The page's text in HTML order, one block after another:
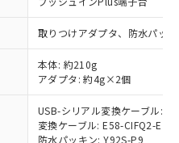
取りつけアダプタ、防水パッ
本体: 約210g
アダプタ: 約4g×2個
USB-シリアル変換ケーブル:
変換ケーブル: E58-CIFQ2-E
防水パッキン: Y92S-P9
販売店や当社販売拠
ワーク
」をご確認
準価格結果を当社の
三者に漏洩または開
します。
部品リスト作成サー
ただくには、I-Web
については閾値を超える意
ています。
などにより、予定
ます。
質）のすべてが基
します。
況下において有害物
境に深刻な影響を
物兵器またはその他
の製造装置等に一切
を第三者に販売する
2および3の内容を当
ます。また当社は、
に係わる関係者が違
れがある場合は、取
の在庫状況につ
様のお取引先、ま
当のオムロン制御
当社販売員にご確
、また在庫状況の
ていない機種